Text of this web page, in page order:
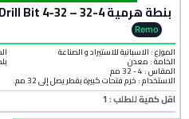
بنطة هرمية 4-32 – Pyramid Drill Bit 4-32
Remo
الموزع : الاسبانية للاستيراد و الصناعة
الخامة : معدن
المقاس : 4 - 32 مم
الاستخدام : خرم فتحات كبيرة بقطر يصل إلى 32 مم.
اقل كمية للطلب : 1